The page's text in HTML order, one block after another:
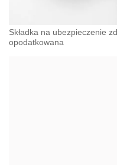
Składka na ubezpieczenie
opodatkowana